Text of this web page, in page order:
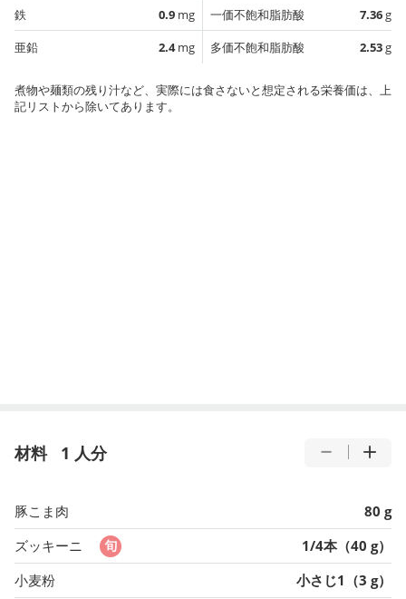
鉄
0.9 mg
亜鉛
2.4mg
一価不飽和脂肪酸
7.36g
多価不飽和脂肪酸
2.53g
煮物や麺類の残り汁など、実際には食さないと想定される栄養価は、上
記リストから除いてあります。
材料 1 人分
豚こま肉
80 g
ズッキーニ
1/4本（40 g）
小麦粉
小さじ1（3 g）